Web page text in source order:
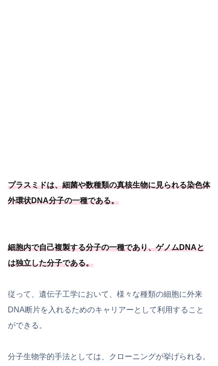
プラスミドは、細菌や数種類の真核生物に見られる染色体
外環状DNA分子の一種である。
細胞内で自己複製する分子の一種であり、ゲノムDNAと
は独立した分子である。
従って、遺伝子工学において、様々な種類の細胞に外来
DNA断片を入れるためのキャリアーとして利用すること
ができる。
分子生物学的手法としては、クローニングが挙げられる。